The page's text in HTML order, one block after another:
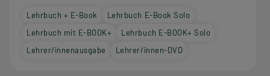
Lehrbuch + E-Book
Lehrbuch E-Book Solo
Lehrbuch mit E-BOOK+
Lehrbuch E-BOOK+ Solo
Lehrer/innenausgabe
Lehrer/innen-DVD